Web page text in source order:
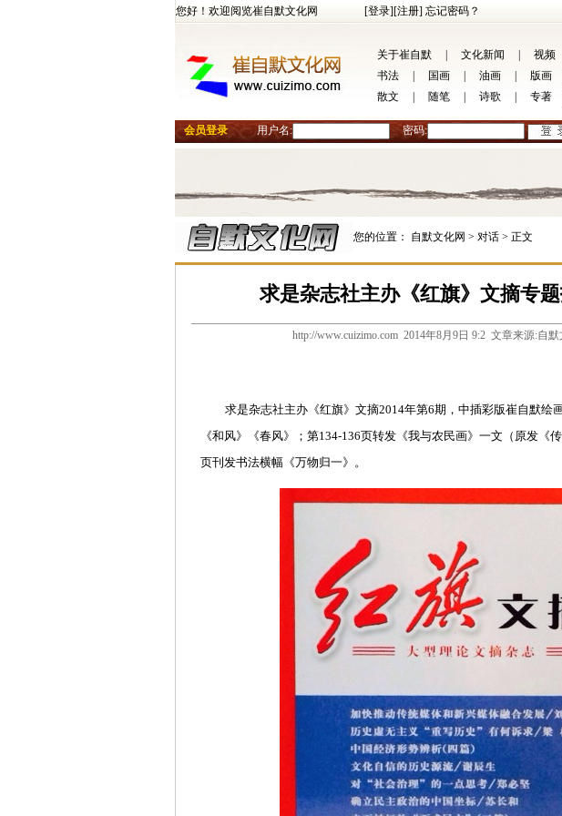
您好！欢迎阅览崔自默文化网 [登录][注册] 忘记密码？
关于崔自默 文化新闻 视频
书法
国画 油画 版画
散文
随笔 诗歌 专著
会员登录 用户名: 密码:
您的位置： 自默文化网 > 对话 > 正文
求是杂志社主办《红旗》文摘专
http://www.cuizimo.com 2014年8月9日 9:2 文章来源:自
求是杂志社主办《红旗》文摘2014年第6期，中插彩版崔自默绘画
《和风》《春风》；第134-136页转发《我与农民画》一文（原发《
页刊发书法横幅《万物归一》。